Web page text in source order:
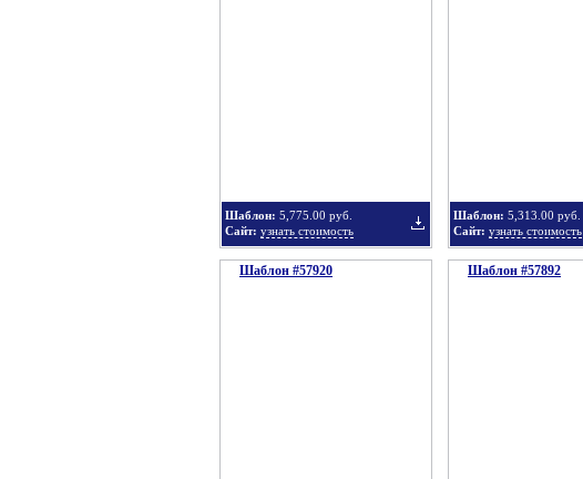
Шаблон: 5,775.00 руб.
Сайт: узнать стоимость
Шаблон: 5,313.00 руб.
Сайт: узнать стоимость
Шаблон #57920 Шаблон #57892